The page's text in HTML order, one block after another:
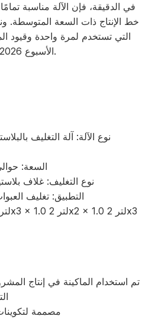
في الدقيقة، فإن الآلة مناسبة
خط الإنتاج ذات السعة المتوسطة.
التي تستخدم لمرة واحدة وقيود
الأسبوع 11/2026 وهي حاليًا في المخزن.
نوع الآلة: آلة التغليف
السعة: حوالي 45 عبوة في
نوع التغليف: غلاف
التطبيق: تغليف
تم استخدام الماكينة في إنتاج
مصممة